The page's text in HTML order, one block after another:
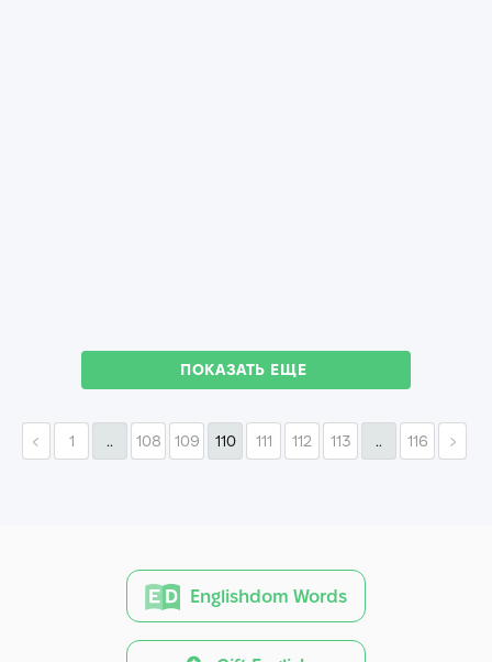
ПОКАЗАТЬ ЕЩЕ
1 .. 108 109 110 111 112 113 .. 116
Englishdom Words